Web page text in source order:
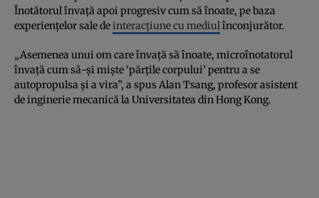
Înotătorul învață apoi progresiv cum să înoate, pe baza
experiențelor sale deinteracțiune cu mediulînconjurător.
„Asemenea unui om care învață să înoate, microînotatorul
învață cum să-și miște ‘părțile corpului’ pentru a se
autopropulsa și a vira”, a spus Alan Tsang, profesor asistent
de inginerie mecanică la Universitatea din Hong Kong.